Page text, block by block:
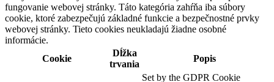
fungovanie webovej stránky. Táto kategória zahŕňa iba súbory
cookie, ktoré zabezpečujú základné funkcie a bezpečnostné prvky
webovej stránky. Tieto cookies neukladajú žiadne osobné
informácie.
Cookie
Dĺžka
trvania
Popis
Set by the GDPR Cookie